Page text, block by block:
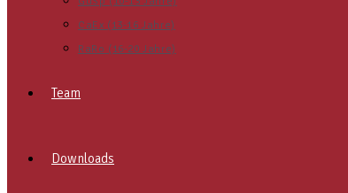
CaEx (13-16 Jahre)
RaRo (16-20 Jahre)
Team
Downloads